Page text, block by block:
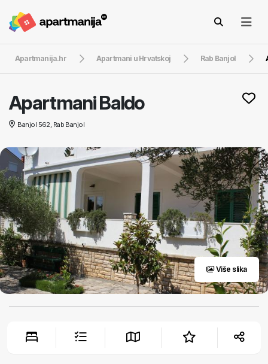
Apartmanija.hr Apartmani u Hrvatskoj Rab Banjol
Apartmani Baldo
Banjol 562, Rab Banjol
Više slika